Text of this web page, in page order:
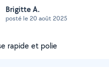
Brigitte A.
posté le 20 août 2025
rapide et polie